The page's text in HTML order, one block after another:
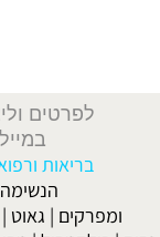
לפרטים
בריאות
הנשימה
ומפרקים | גאוט |